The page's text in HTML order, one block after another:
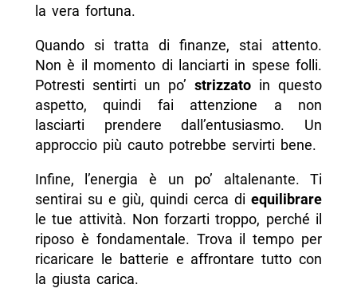
la vera fortuna.
Quando si tratta di finanze, stai attento.
Non è il momento di lanciarti in spese folli.
Potresti sentirti un po’strizzato in questo
aspetto, quindi fai attenzione a non
lasciarti prendere dall’entusiasmo. Un
approccio più cauto potrebbe servirti bene.
Infine, l’energia è un po’ altalenante. Ti
sentirai su e giù, quindi cerca diequilibrare
le tue attività. Non forzarti troppo, perché il
riposo è fondamentale. Trova il tempo per
ricaricare le batterie e affrontare tutto con
la giusta carica.